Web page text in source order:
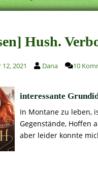
Hush.
2021 Dana 10
interessante
In Montane zu leben,
Gegenstände, Hoffen
aber leider konnte